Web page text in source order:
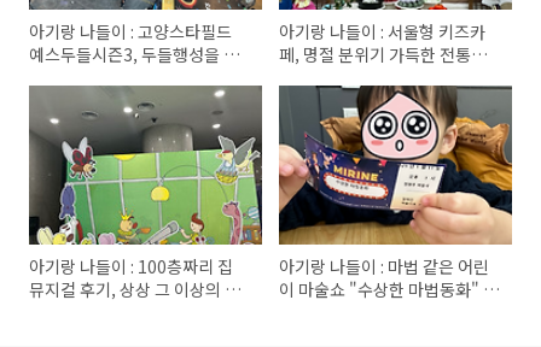
아기랑 나들이 : 고양스타필드
예스두들시즌3, 두들행성을 구
아기랑 나들이 : 서울형 키즈카
페, 명절 분위기 가득한 전통놀
아기랑 나들이 : 100층짜리 집
뮤지컬 후기, 상상 그 이상의 무
아기랑 나들이 : 마법 같은 어린
이 마술쇼 "수상한 마법동화" 후